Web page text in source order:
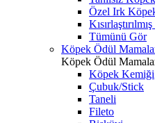
Özel Irk
Tümünü Gör
Köpek Ödül
Köpek Ödül
Köpek Kemiği
Çubuk/Stick
Taneli
Fileto